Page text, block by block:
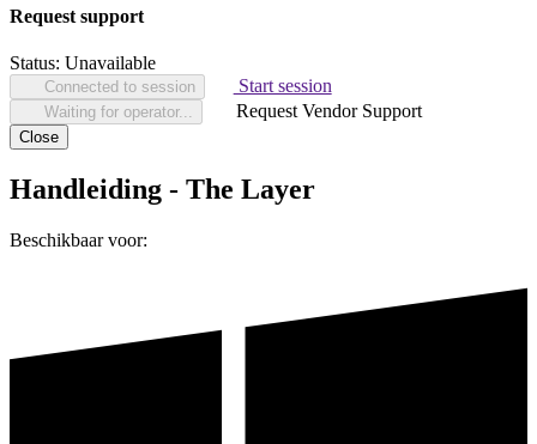
Request support
Status: Unavailable
Connected to session Start session
Waiting for operator... Request Vendor Support
Close
Handleiding - The Layer
Beschikbaar voor: